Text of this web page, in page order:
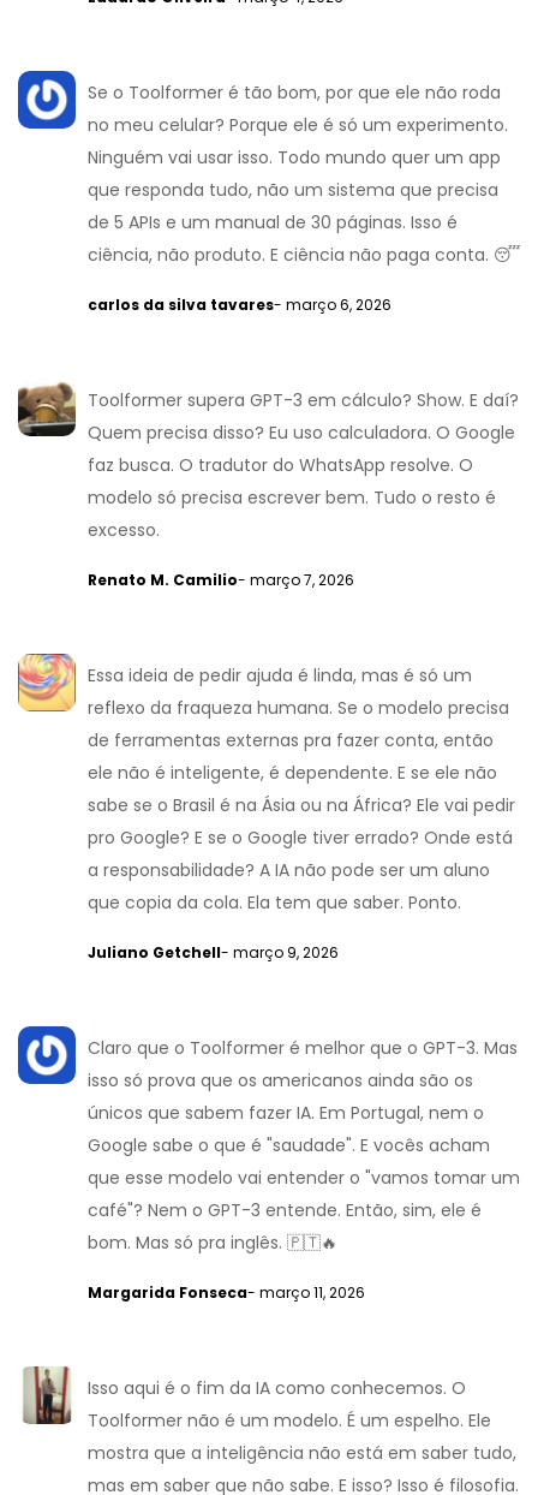
Se o Toolformer é tão bom, por que ele não roda
no meu celular? Porque ele é só um experimento.
Ninguém vai usar isso. Todo mundo quer um app
que responda tudo, não um sistema que precisa
de 5 APIs e um manual de 30 páginas. Isso é
ciência, não produto. E ciência não paga conta. 😴
carlos da silva tavares- março 6, 2026
Toolformer supera GPT-3 em cálculo? Show. E daí?
Quem precisa disso? Eu uso calculadora. O Google
faz busca. O tradutor do WhatsApp resolve. O
modelo só precisa escrever bem. Tudo o resto é
excesso.
Renato M. Camilio- março 7, 2026
Essa ideia de pedir ajuda é linda, mas é só um
reflexo da fraqueza humana. Se o modelo precisa
de ferramentas externas pra fazer conta, então
ele não é inteligente, é dependente. E se ele não
sabe se o Brasil é na Ásia ou na África? Ele vai pedir
pro Google? E se o Google tiver errado? Onde está
a responsabilidade? A IA não pode ser um aluno
que copia da cola. Ela tem que saber. Ponto.
Juliano Getchell- março 9, 2026
Claro que o Toolformer é melhor que o GPT-3. Mas
isso só prova que os americanos ainda são os
únicos que sabem fazer IA. Em Portugal, nem o
Google sabe o que é "saudade". E vocês acham
que esse modelo vai entender o "vamos tomar um
café"? Nem o GPT-3 entende. Então, sim, ele é
bom. Mas só pra inglês. 🇵🇹🔥
Margarida Fonseca- março 11, 2026
Isso aqui é o fim da IA como conhecemos. O
Toolformer não é um modelo. É um espelho. Ele
mostra que a inteligência não está em saber tudo,
mas em saber que não sabe. E isso? Isso é filosofia.